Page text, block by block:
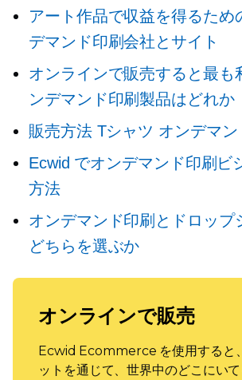
アート作品で収益を得るため
デマンド印刷会社とサイト
オンラインで販売すると最も
ンデマンド印刷製品はどれか
販売方法 Tシャツ オンデマン
Ecwid でオンデマンド印刷ビ
方法
オンデマンド印刷とドロップ
どちらを選ぶか
オンラインで販売
Ecwid Ecommerce を使用すると
ットを通じて、世界中のどこにい